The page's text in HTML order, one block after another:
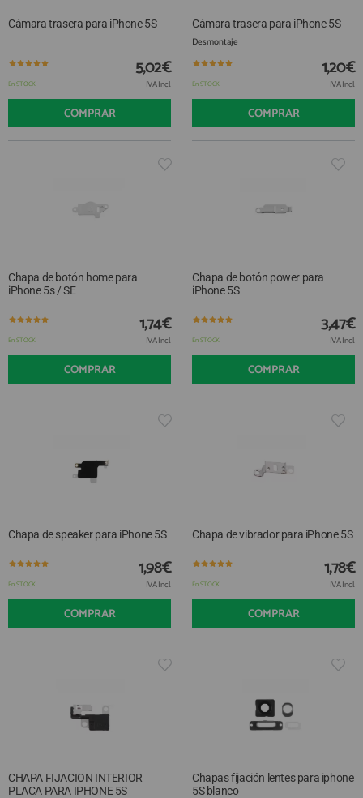
Cámara trasera para iPhone 5S
En STOCK
5,02€
IVA Incl.
COMPRAR
Cámara trasera para iPhone 5S
Desmontaje
En STOCK
1,20€
IVA Incl.
COMPRAR
Chapa de botón home para
iPhone 5s / SE
En STOCK
1,74€
IVA Incl.
COMPRAR
Chapa de botón power para
iPhone 5S
En STOCK
3,47€
IVA Incl.
COMPRAR
Chapa de speaker para iPhone 5S
En STOCK
1,98€
IVA Incl.
COMPRAR
Chapa de vibrador para iPhone 5S
En STOCK
1,78€
IVA Incl.
COMPRAR
CHAPA FIJACION INTERIOR
PLACA PARA IPHONE 5S
Chapas fijación lentes para iphone
5S blanco